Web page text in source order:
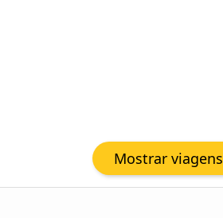
Mostrar viagens